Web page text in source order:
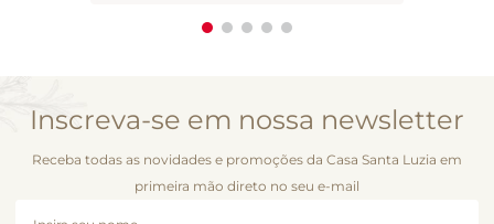
Inscreva-se em nossa newsletter
Receba todas as novidades e promoções da Casa Santa Luzia em
primeira mão direto no seu e-mail